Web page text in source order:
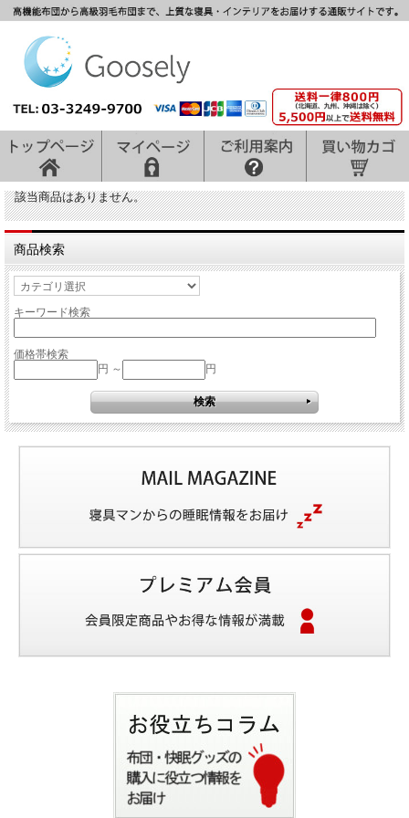
該当商品はありません。
商品検索
キーワード検索
価格帯検索
円 ～
円